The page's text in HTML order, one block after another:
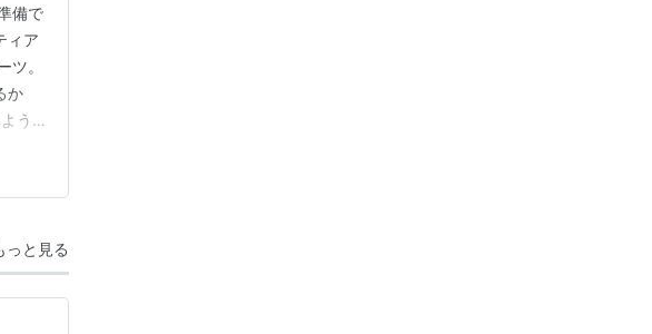
備で
ィア
。
か
う
ウ
っと見る